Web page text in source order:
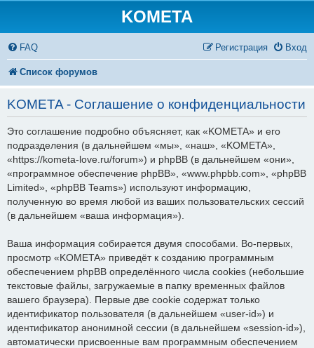
KOMETA
FAQ Вход
Регистрация
Список форумов
KOMETA - Соглашение о конфиденциальности
Это соглашение подробно объясняет, как «KOMETA» и его
подразделения (в дальнейшем «мы», «наш», «KOMETA»,
«https://kometa-love.ru/forum») и phpBB (в дальнейшем «они»,
«программное обеспечение phpBB», «www.phpbb.com», «phpBB
Limited», «phpBB Teams») используют информацию,
полученную во время любой из ваших пользовательских сессий
(в дальнейшем «ваша информация»).
Ваша информация собирается двумя способами. Во-первых,
просмотр «KOMETA» приведёт к созданию программным
обеспечением phpBB определённого числа cookies (небольшие
текстовые файлы, загружаемые в папку временных файлов
вашего браузера). Первые две cookie содержат только
идентификатор пользователя (в дальнейшем «user-id») и
идентификатор анонимной сессии (в дальнейшем «session-id»),
автоматически присвоенные вам программным обеспечением